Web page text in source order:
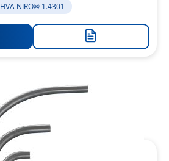
HVA NIRO® 1.4301
Zur